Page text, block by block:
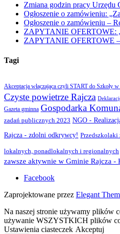
Zmiana godzin pracy Urzędu
Ogłoszenie o zamówieniu:
Ogłoszenie o zamówieniu –
ZAPYTANIE OFERTOWE:
ZAPYTANIE OFERTOWE –
Tagi
Akceptacja włączająca czyli START do Szkoły
Czyste powietrze Rajcza
Gazeta gminna Gospodarka
zadań publicznych 2023 NGO -
Rajcza - zdolni odkrywcy! Przedszkolaki
lokalnych, ponadlokalnych i regionalnych
zawsze aktywnie w Gminie Rajcza
Facebook
Zaprojektowane przez Elegant
Na naszej stronie używamy plików
używanie WSZYSTKICH plików
Ustawienia ciasteczek Akceptuj